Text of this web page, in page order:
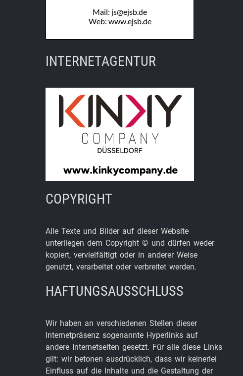
INTERNETAGENTUR
COPYRIGHT
Alle Texte und Bilder auf dieser Website
unterliegen dem Copyright © und dürfen weder
kopiert, vervielfältigt oder in anderer Weise
genutzt, verarbeitet oder verbreitet werden.
HAFTUNGSAUSSCHLUSS
Wir haben an verschiedenen Stellen dieser
Internetpräsenz sogenannte Hyperlinks auf
andere Internetseiten gesetzt. Für alle diese Links
gilt: wir betonen ausdrücklich, dass wir keinerlei
Einfluss auf die Inhalte und die Gestaltung der